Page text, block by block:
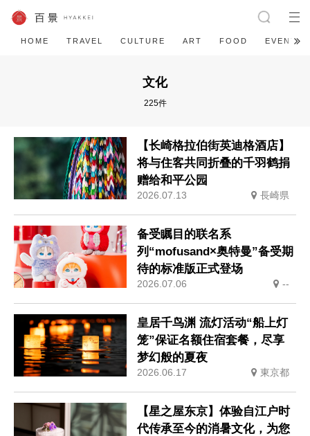
HOME TRAVEL CULTURE ART FOOD EVENT
文化
225件
【长崎格拉伯街英迪格酒店】
将与住客共同折叠的千羽鹤捐
赠给和平公园
2026.07.13 長崎県
备受瞩目的联名系
列“mofusand×奥特曼”备受期
待的标准版正式登场
2026.07.06 --
皇居千鸟渊 流灯活动“船上灯
笼”保证名额住宿套餐，尽享
梦幻般的夏夜
2026.06.17 東京都
【星之屋东京】体验自江户时
代传承至今的消暑文化，为您